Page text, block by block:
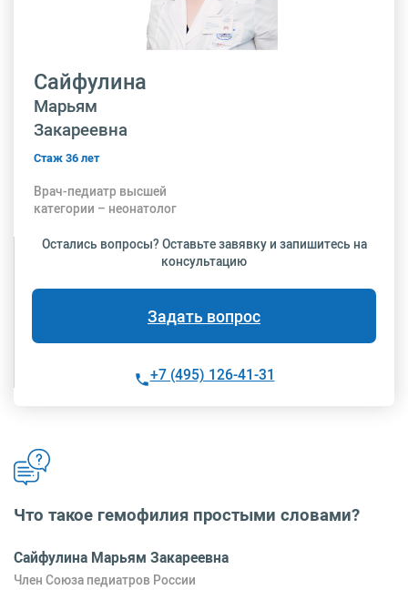
Сайфулина
Марьям
Закареевна
Стаж 36 лет
Врач-педиатр высшей
категории – неонатолог
Остались вопросы? Оставьте завявку и запишитесь на
консультацию
Задать вопрос
+7 (495) 126-41-31
Что такое гемофилия простыми словами?
Сайфулина Марьям Закареевна
Член Союза педиатров России